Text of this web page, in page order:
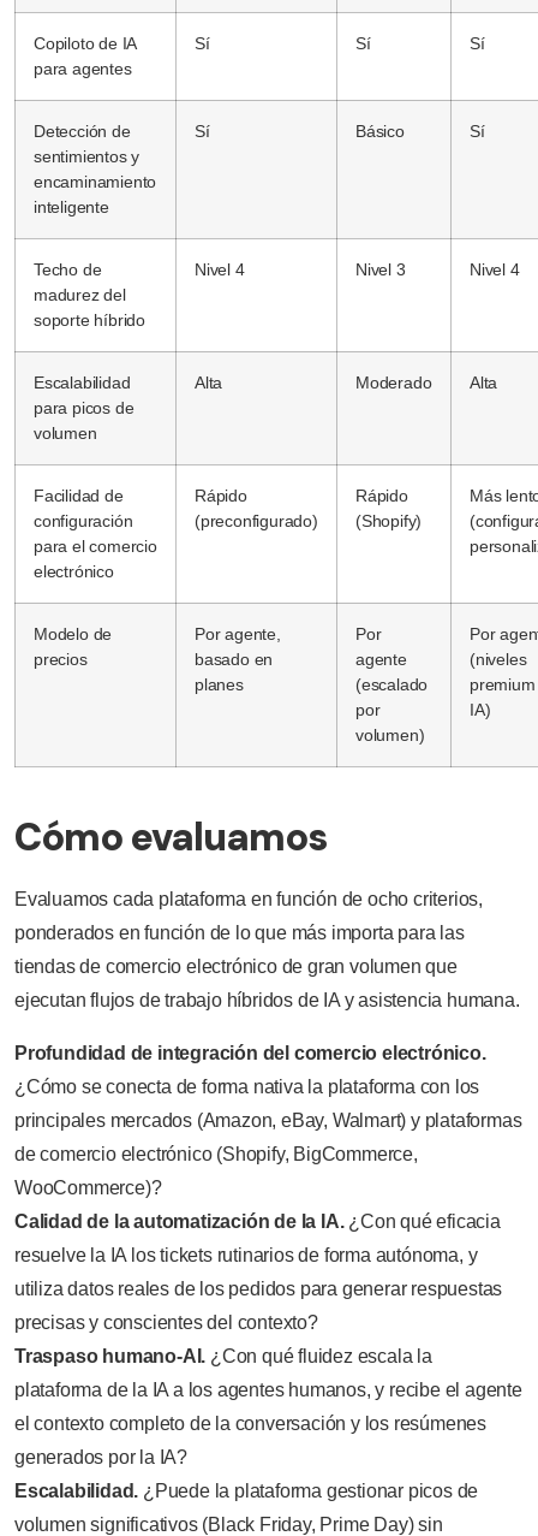
Copiloto de IA
para agentes
Sí Sí Sí
Detección de
sentimientos y
encaminamiento
inteligente
Sí Básico Sí
Techo de
madurez del
soporte híbrido
Nivel 4 Nivel 3 Nivel 4
Escalabilidad
para picos de
volumen
Alta Moderado Alta
Facilidad de
configuración
para el comercio
electrónico
Rápido
(preconfigurado)
Rápido
(Shopify)
Más
Modelo de
precios
Por agente,
basado en
planes
Por
agente
(escalado
por
volumen)
Por
(niveles
IA)
Cómo evaluamos
Evaluamos cada plataforma en función de ocho criterios,
ponderados en función de lo que más importa para las
tiendas de comercio electrónico de gran volumen que
ejecutan flujos de trabajo híbridos de IA y asistencia humana.
Profundidad de integración del comercio electrónico.
¿Cómo se conecta de forma nativa la plataforma con los
principales mercados (Amazon, eBay, Walmart) y plataformas
de comercio electrónico (Shopify, BigCommerce,
WooCommerce)?
Calidad de la automatización de la IA.¿Con qué eficacia
resuelve la IA los tickets rutinarios de forma autónoma, y
utiliza datos reales de los pedidos para generar respuestas
precisas y conscientes del contexto?
Traspaso humano-AI. ¿Con qué fluidez escala la
plataforma de la IA a los agentes humanos, y recibe el agente
el contexto completo de la conversación y los resúmenes
generados por la IA?
Escalabilidad. ¿Puede la plataforma gestionar picos de
volumen significativos (Black Friday, Prime Day) sin